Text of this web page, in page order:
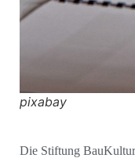
pixabay
Die Stiftung